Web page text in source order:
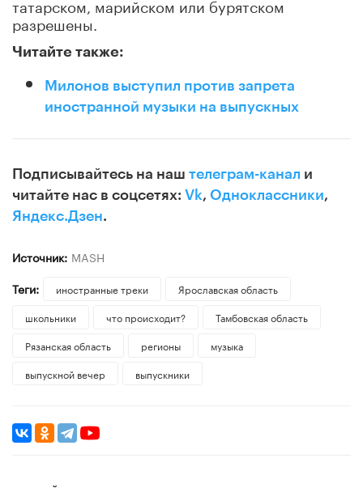
татарском, марийском или бурятском
разрешены.
Читайте также:
Милонов выступил против запрета
иностранной музыки на выпускных
Подписывайтесь на наш телеграм-канал и
читайте нас в соцсетях: Vk, Одноклассники,
Яндекс.Дзен.
Источник: MASH
Теги:
иностранные треки
Ярославская область
школьники
что происходит?
Тамбовская область
Рязанская область
регионы
музыка
выпускной вечер
выпускники